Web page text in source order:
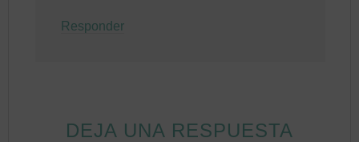
Responder
DEJA UNA RESPUESTA